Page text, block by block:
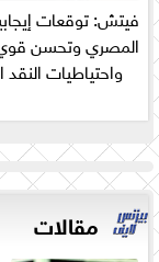
فيتش: توقعات
المصري وتحسن
واحتياطيات النقد
مقالات